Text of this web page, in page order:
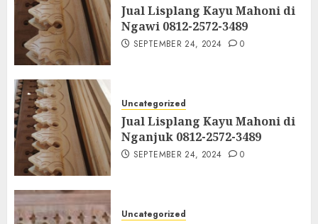
Jual Lisplang Kayu Mahoni di
Ngawi 0812-2572-3489
SEPTEMBER 24, 2024 0
Uncategorized
Jual Lisplang Kayu Mahoni di
Nganjuk 0812-2572-3489
SEPTEMBER 24, 2024 0
Uncategorized